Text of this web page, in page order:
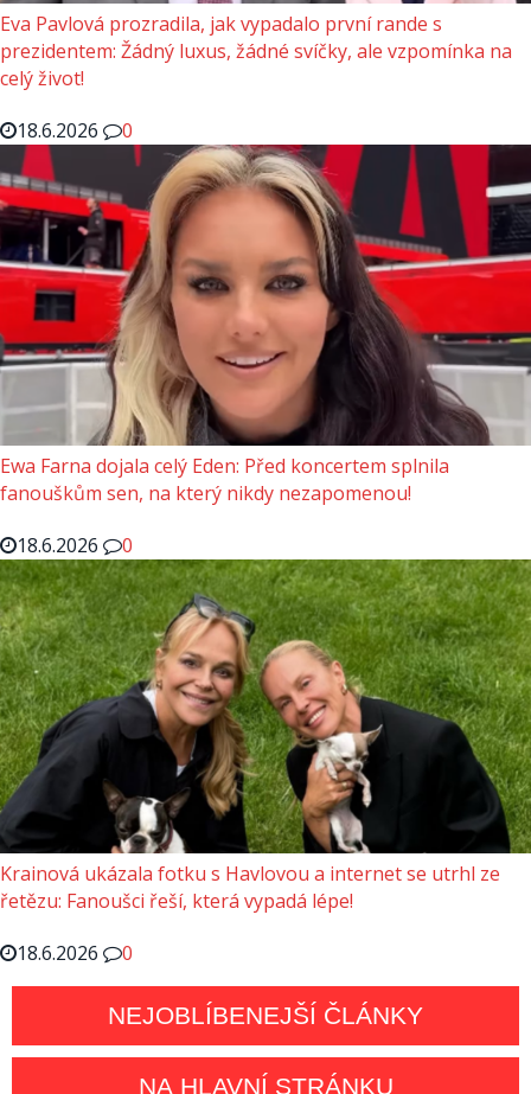
Eva Pavlová prozradila, jak vypadalo první rande s
prezidentem: Žádný luxus, žádné svíčky, ale vzpomínka na
celý život!
18.6.2026
0
Ewa Farna dojala celý Eden: Před koncertem splnila
fanouškům sen, na který nikdy nezapomenou!
18.6.2026
0
Krainová ukázala fotku s Havlovou a internet se utrhl ze
řetězu: Fanoušci řeší, která vypadá lépe!
18.6.2026
0
NEJOBLÍBENEJŠÍ ČLÁNKY
NA HLAVNÍ STRÁNKU